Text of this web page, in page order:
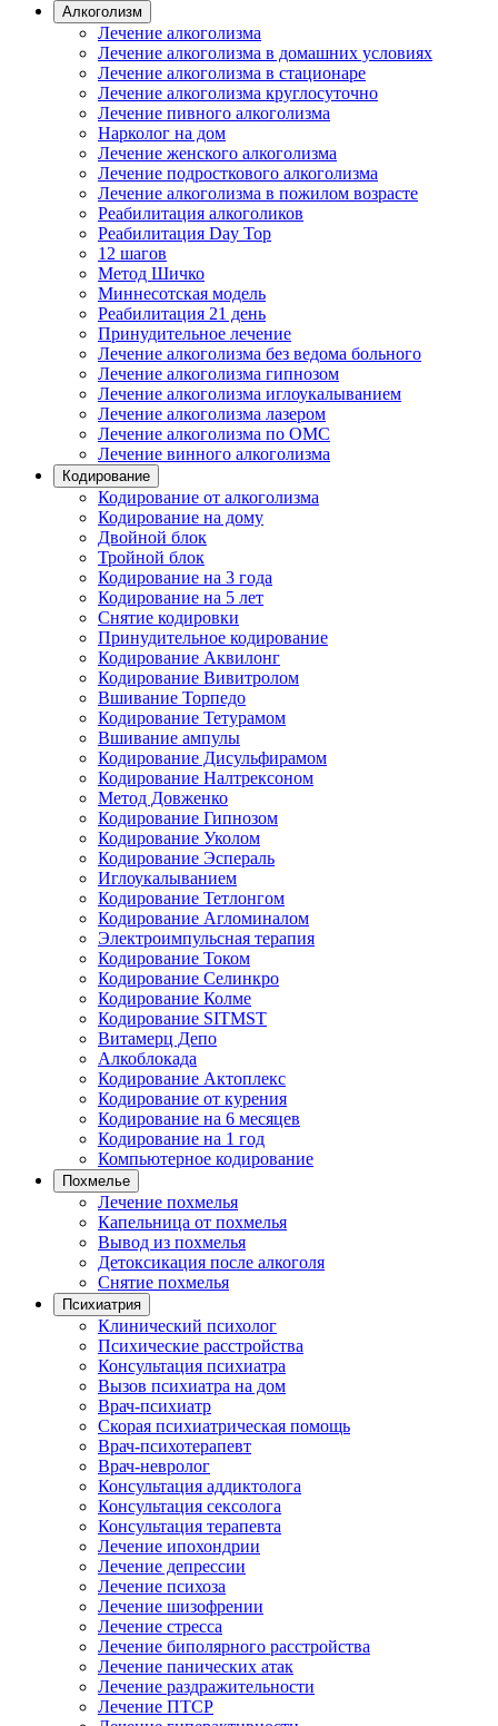
Алкоголизм
Лечение алкоголизма
Лечение алкоголизма в домашних условиях
Лечение алкоголизма в стационаре
Лечение алкоголизма круглосуточно
Лечение пивного алкоголизма
Нарколог на дом
Лечение женского алкоголизма
Лечение подросткового алкоголизма
Лечение алкоголизма в пожилом возрасте
Реабилитация алкоголиков
Реабилитация Day Top
12 шагов
Метод Шичко
Миннесотская модель
Реабилитация 21 день
Принудительное лечение
Лечение алкоголизма без ведома больного
Лечение алкоголизма гипнозом
Лечение алкоголизма иглоукалыванием
Лечение алкоголизма лазером
Лечение алкоголизма по ОМС
Лечение винного алкоголизма
Кодирование
Кодирование от алкоголизма
Кодирование на дому
Двойной блок
Тройной блок
Кодирование на 3 года
Кодирование на 5 лет
Снятие кодировки
Принудительное кодирование
Кодирование Аквилонг
Кодирование Вивитролом
Вшивание Торпедо
Кодирование Тетурамом
Вшивание ампулы
Кодирование Дисульфирамом
Кодирование Налтрексоном
Метод Довженко
Кодирование Гипнозом
Кодирование Уколом
Кодирование Эспераль
Иглоукалыванием
Кодирование Тетлонгом
Кодирование Агломиналом
Электроимпульсная терапия
Кодирование Током
Кодирование Селинкро
Кодирование Колме
Кодирование SITMST
Витамерц Депо
Алкоблокада
Кодирование Актоплекс
Кодирование от курения
Кодирование на 6 месяцев
Кодирование на 1 год
Компьютерное кодирование
Похмелье
Лечение похмелья
Капельница от похмелья
Вывод из похмелья
Детоксикация после алкоголя
Снятие похмелья
Психиатрия
Клинический психолог
Психические расстройства
Консультация психиатра
Вызов психиатра на дом
Врач-психиатр
Скорая психиатрическая помощь
Врач-психотерапевт
Врач-невролог
Консультация аддиктолога
Консультация сексолога
Консультация терапевта
Лечение ипохондрии
Лечение депрессии
Лечение психоза
Лечение шизофрении
Лечение стресса
Лечение биполярного расстройства
Лечение панических атак
Лечение раздражительности
Лечение ПТСР